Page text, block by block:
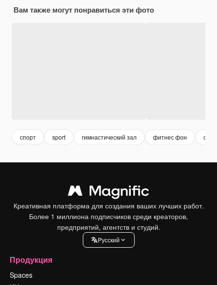
Вам также могут понравиться эти фото
спорт sport гимнастический зал фитнес фон
Креативная платформа для создания ваших лучших работ.
Более 1 миллиона подписчиков среди креаторов,
предприятий, агентств и студий.
Pусский
Продукция
Spaces